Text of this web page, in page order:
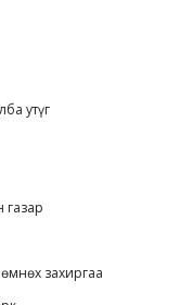
утүг
газар
захиргаа